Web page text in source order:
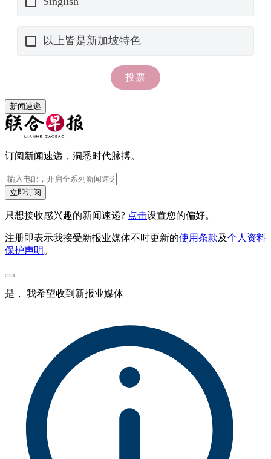
新闻速递
订阅新闻速递，洞悉时代脉搏。
立即订阅
只想接收感兴趣的新闻速递? 点击设置您的偏好。
注册即表示我接受新报业媒体不时更新的使用条款及个人资料
保护声明 。
是， 我希望收到新报业媒体